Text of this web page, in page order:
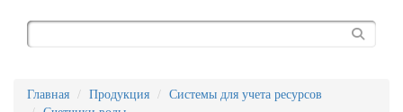
Главная Продукция
Системы для учета ресурсов